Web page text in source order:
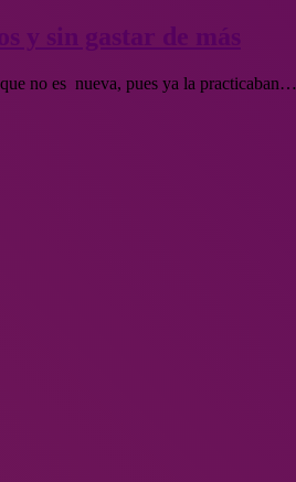
y sin gastar de más
no es nueva, pues ya la practicaban…